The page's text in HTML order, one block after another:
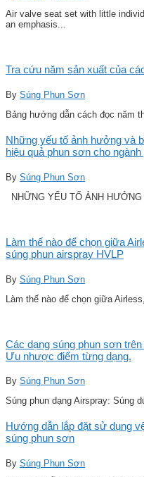
Air valve seat set with little
an emphasis...
Tra cứu năm sản xuất của
By Súng Phun Sơn
Bảng hướng dẫn cách đọc năm
Những yếu tố ảnh hưởng và
hiệu quả phun sơn cho ngành
By Súng Phun Sơn
NHỮNG YẾU TỐ ẢNH HƯỞNG
Làm thế nào để chọn giữa
súng phun airspray HVLP
By Súng Phun Sơn
Làm thế nào để chọn giữa
Các dạng súng phun sơn
Ưu nhược điểm từng dạng.
By Súng Phun Sơn
Súng phun dạng Airspray: Súng
Hướng dẫn lắp đặt sử dụng
súng phun sơn
By Súng Phun Sơn